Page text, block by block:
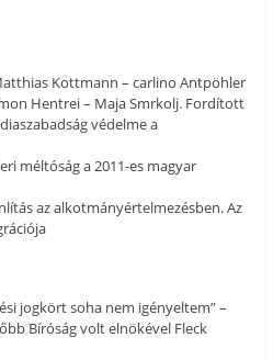
Kottmann – carlino Antpöhler
Hentrei – Maja Smrkolj. Fordított
védelme a
méltóság a 2011-es magyar
az alkotmányértelmezésben. Az
jogkört soha nem igényeltem” –
Bíróság volt elnökével Fleck